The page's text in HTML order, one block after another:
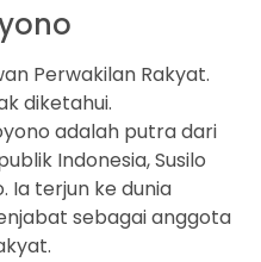
Perwakilan Rakyat.
diketahui.
adalah putra dari
Indonesia, Susilo
Ia terjun ke dunia
sebagai anggota